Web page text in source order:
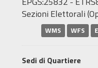
Sezioni Elettorali
WMS WFS
Sedi di Quartiere